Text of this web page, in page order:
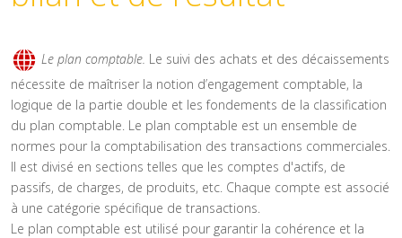
Le plan comptable. Le suivi des achats et des décaissements
nécessite de maîtriser la notion d’engagement comptable, la
logique de la partie double et les fondements de la classification
du plan comptable. Le plan comptable est un ensemble de
normes pour la comptabilisation des transactions commerciales.
Il est divisé en sections telles que les comptes d'actifs, de
passifs, de charges, de produits, etc. Chaque compte est associé
à une catégorie spécifique de transactions.
Le plan comptable est utilisé pour garantir la cohérence et la